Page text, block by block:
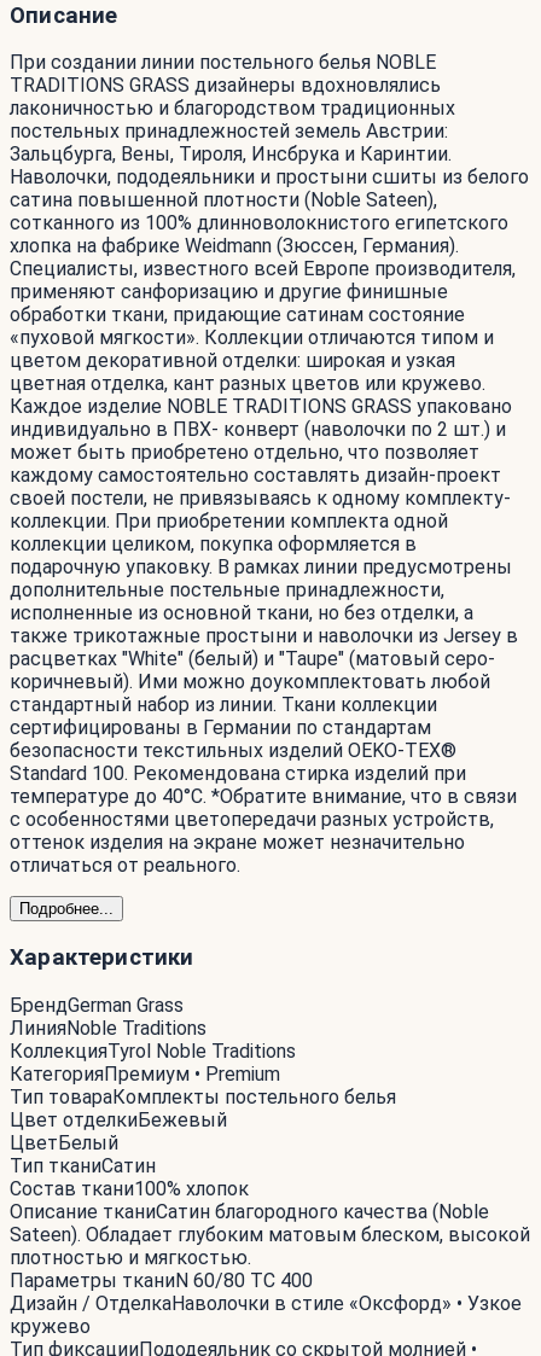
Описание
При создании линии постельного белья NOBLE
TRADITIONS GRASS дизайнеры вдохновлялись
лаконичностью и благородством традиционных
постельных принадлежностей земель Австрии:
Зальцбурга, Вены, Тироля, Инсбрука и Каринтии.
Наволочки, пододеяльники и простыни сшиты из белого
сатина повышенной плотности (Noble Sateen),
сотканного из 100% длинноволокнистого египетского
хлопка на фабрике Weidmann (Зюссен, Германия).
Специалисты, известного всей Европе производителя,
применяют санфоризацию и другие финишные
обработки ткани, придающие сатинам состояние
«пуховой мягкости». Коллекции отличаются типом и
цветом декоративной отделки: широкая и узкая
цветная отделка, кант разных цветов или кружево.
Каждое изделие NOBLE TRADITIONS GRASS упаковано
индивидуально в ПВХ- конверт (наволочки по 2 шт.) и
может быть приобретено отдельно, что позволяет
каждому самостоятельно составлять дизайн-проект
своей постели, не привязываясь к одному комплекту-
коллекции. При приобретении комплекта одной
коллекции целиком, покупка оформляется в
подарочную упаковку. В рамках линии предусмотрены
дополнительные постельные принадлежности,
исполненные из основной ткани, но без отделки, а
также трикотажные простыни и наволочки из Jersey в
расцветках "White" (белый) и "Taupe" (матовый серо-
коричневый). Ими можно доукомплектовать любой
стандартный набор из линии. Ткани коллекции
сертифицированы в Германии по стандартам
безопасности текстильных изделий OEKO-TEX®
Standard 100. Рекомендована стирка изделий при
температуре до 40°С. *Обратите внимание, что в связи
с особенностями цветопередачи разных устройств,
оттенок изделия на экране может незначительно
отличаться от реального.
Подробнее...
Характеристики
БрендGerman Grass
ЛинияNoble Traditions
КоллекцияTyrol Noble Traditions
КатегорияПремиум • Premium
Тип товараКомплекты постельного белья
Цвет отделкиБежевый
ЦветБелый
Тип тканиСатин
Состав ткани100% хлопок
Описание тканиСатин благородного качества (Noble
Sateen). Обладает глубоким матовым блеском, высокой
плотностью и мягкостью.
Параметры тканиN 60/80 TC 400
Дизайн / ОтделкаНаволочки в стиле «Оксфорд» • Узкое
кружево
Тип фиксацииПододеяльник со скрытой молнией •